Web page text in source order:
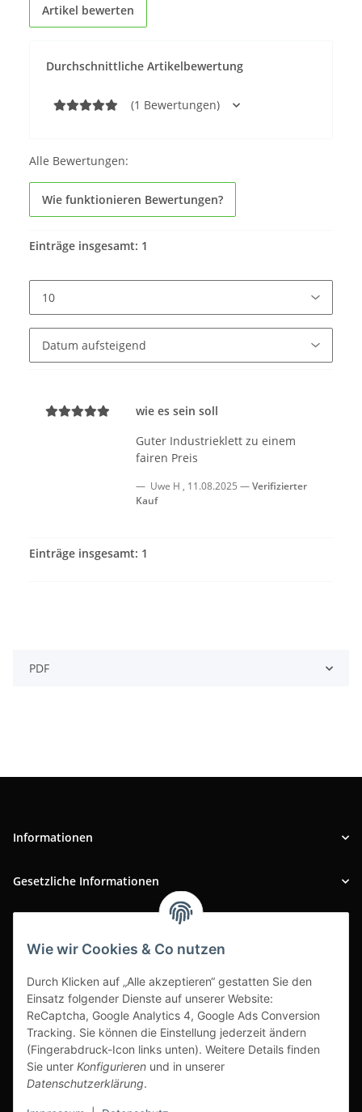
Wie wir Cookies & Co nutzen
Durch Klicken auf „Alle akzeptieren“ gestatten Sie den
Einsatz folgender Dienste auf unserer Website:
ReCaptcha, Google Analytics 4, Google Ads Conversion
Tracking. Sie können die Einstellung jederzeit ändern
(Fingerabdruck-Icon links unten). Weitere Details finden
Sie unter Konfigurieren und in unserer
Datenschutzerklärung.
Durchschnittliche Artikelbewertung
(1 Bewertungen)
Artikel bewerten
Alle Bewertungen:
Wie funktionieren Bewertungen?
Einträge insgesamt: 1
wie es sein soll
Guter Industrieklett zu einem
fairen Preis
Uwe H , 11.08.2025
Verifizierter
Kauf
Einträge insgesamt: 1
PDF
Informationen
Gesetzliche Informationen